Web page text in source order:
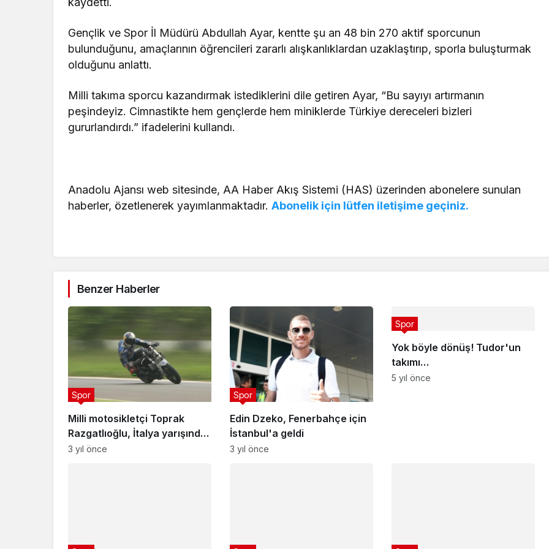
Gençlik ve Spor İl Müdürü Abdullah Ayar, kentte şu an 48 bin 270 aktif sporcunun
bulunduğunu, amaçlarının öğrencileri zararlı alışkanlıklardan uzaklaştırıp, sporla buluşturmak
olduğunu anlattı.
Milli takıma sporcu kazandırmak istediklerini dile getiren Ayar, “Bu sayıyı artırmanın
peşindeyiz. Cimnastikte hem gençlerde hem miniklerde Türkiye dereceleri bizleri
gururlandırdı.” ifadelerini kullandı.
Anadolu Ajansı web sitesinde, AA Haber Akış Sistemi (HAS) üzerinden abonelere sunulan
haberler, özetlenerek yayımlanmaktadır.Abonelik için lütfen iletişime geçiniz.
Benzer Haberler
Milli motosikletçi Toprak
Razgatlıoğlu, İtalya yarışında
zirveyi zorlayacak
Spor
3 yıl önce
Edin Dzeko, Fenerbahçe için
İstanbul'a geldi
Spor
3 yıl önce
Yok böyle dönüş! Tudor'un
takımı…
Spor
5 yıl önce